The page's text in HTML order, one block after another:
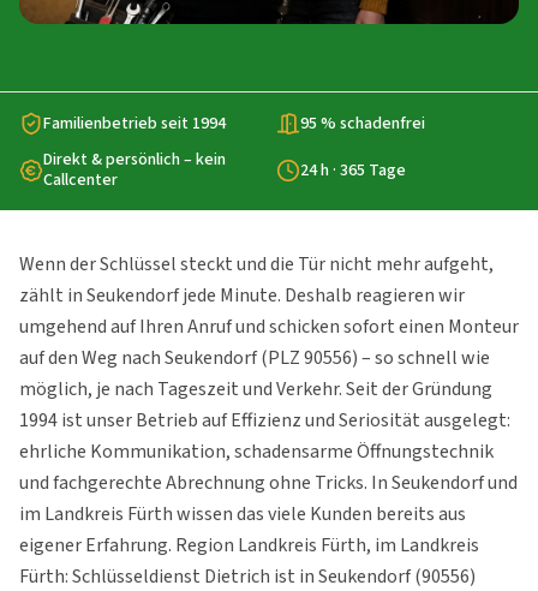
Familienbetrieb seit 1994
95 % schadenfrei
Direkt & persönlich – kein
Callcenter
24 h · 365 Tage
Wenn der Schlüssel steckt und die Tür nicht mehr aufgeht,
zählt in Seukendorf jede Minute. Deshalb reagieren wir
umgehend auf Ihren Anruf und schicken sofort einen Monteur
auf den Weg nach Seukendorf (PLZ 90556) – so schnell wie
möglich, je nach Tageszeit und Verkehr. Seit der Gründung
1994 ist unser Betrieb auf Effizienz und Seriosität ausgelegt:
ehrliche Kommunikation, schadensarme Öffnungstechnik
und fachgerechte Abrechnung ohne Tricks. In Seukendorf und
im Landkreis Fürth wissen das viele Kunden bereits aus
eigener Erfahrung. Region Landkreis Fürth, im Landkreis
Fürth: Schlüsseldienst Dietrich ist in Seukendorf (90556)